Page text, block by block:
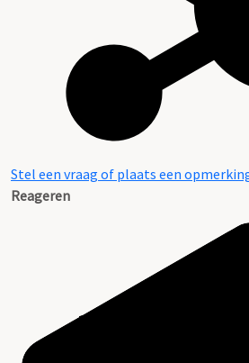
Stel een vraag of plaats een
Reageren